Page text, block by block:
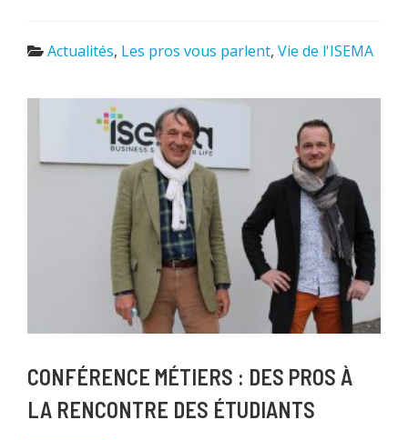
Actualités, Les pros vous parlent, Vie de l'ISEMA
CONFÉRENCE MÉTIERS : DES PROS À
LA RENCONTRE DES ÉTUDIANTS